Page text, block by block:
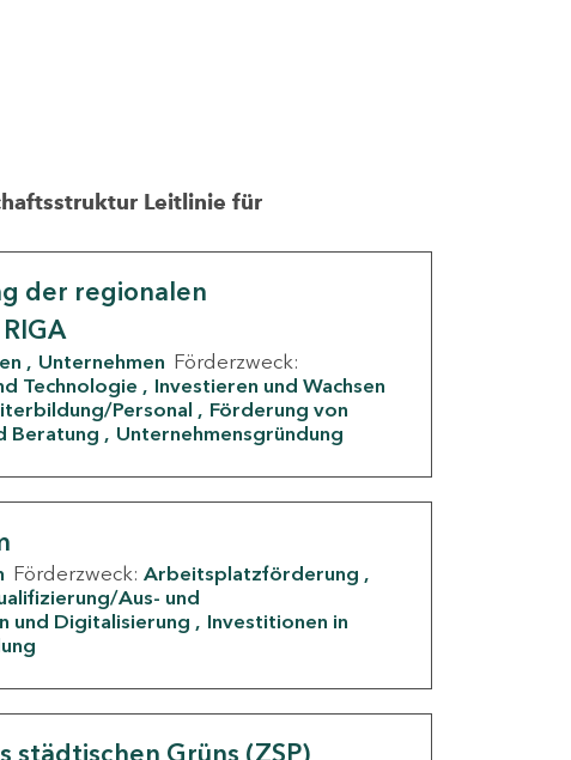
Leitlinie für
der regionalen
Unternehmen Förderzweck:
Technologie
Investieren und Wachsen
Personal
Förderung von
Beratung Unternehmensgründung
Förderzweck: Arbeitsplatzförderung
Aus- und
und Digitalisierung
Investitionen in